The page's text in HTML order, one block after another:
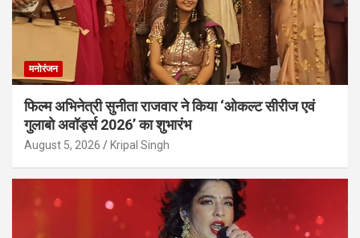
मनोरंजन
फिल्म अभिनेत्री सुनीता राजवार ने किया ‘ओकल्ट सीरीज एवं
गुलाबो अवॉर्ड्स 2026’ का शुभारंभ
August 5, 2026 Kripal Singh